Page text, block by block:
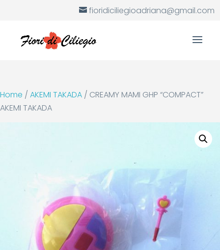
fioridiciliegioadriana@gmail.com
Home / AKEMI TAKADA / CREAMY MAMI GHP “COMPACT”
AKEMI TAKADA